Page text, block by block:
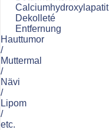
Calciumhydroxylapatit
Dekolleté
Entfernung
Hauttumor
/
Muttermal
/
Nävi
/
Lipom
/
etc.